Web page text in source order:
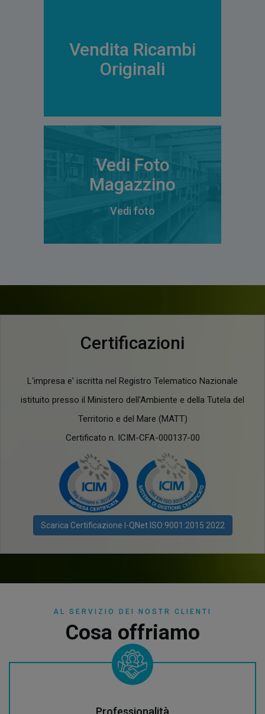
Vendita Ricambi
Originali
Richiedi informazioni
Vedi Foto
Magazzino
Vedi foto
Certificazioni
L'impresa e' iscritta nel Registro Telematico Nazionale
istituito presso il Ministero dell'Ambiente e della Tutela del
Territorio e del Mare (MATT)
Certificato n. ICIM-CFA-000137-00
Scarica Certificazione I-QNet ISO:9001:2015 2022
AL SERVIZIO DEI NOSTR CLIENTI
Cosa offriamo
Professionalità